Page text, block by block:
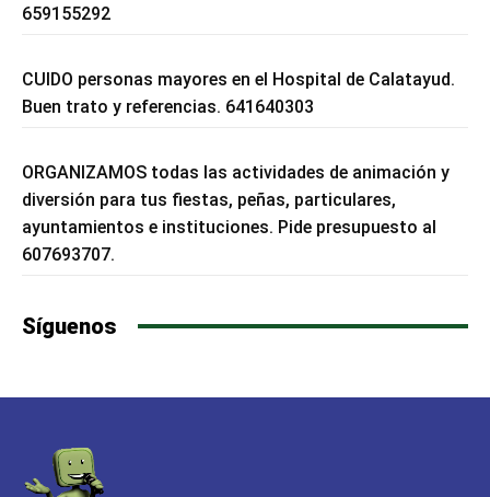
659155292
CUIDO personas mayores en el Hospital de Calatayud.
Buen trato y referencias. 641640303
ORGANIZAMOS todas las actividades de animación y
diversión para tus fiestas, peñas, particulares,
ayuntamientos e instituciones. Pide presupuesto al
607693707.
Síguenos